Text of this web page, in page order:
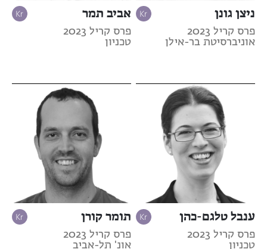
ניצן גונן
פרס קריל 2023
אוניברסיטת בר-אילן
אביב תמר
פרס קריל 2023
טכניון
ענבל טלגם-כהן
פרס קריל 2023
טכניון
תומר קורן
פרס קריל 2023
אונ' תל-אביב